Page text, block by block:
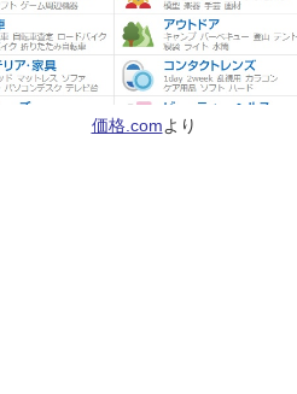
価格.comより